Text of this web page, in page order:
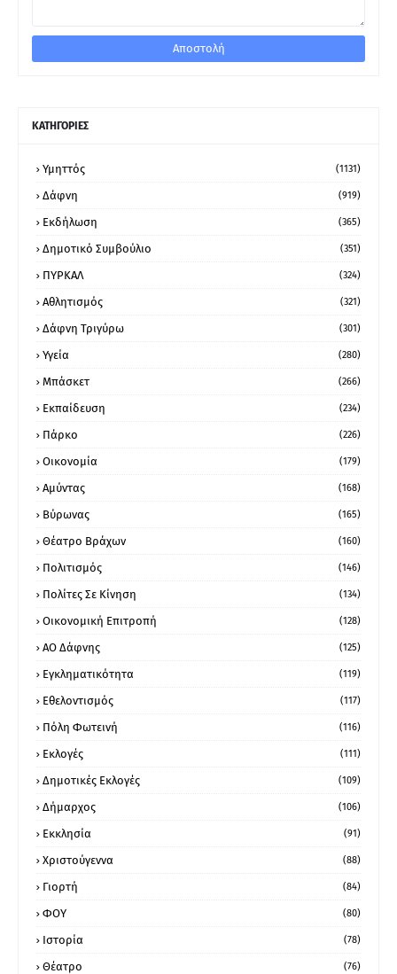
ΚΑΤΗΓΟΡΙΕΣ
Υμηττός (1131)
Δάφνη (919)
Εκδήλωση (365)
Δημοτικό Συμβούλιο (351)
ΠΥΡΚΑΛ (324)
Αθλητισμός (321)
Δάφνη Τριγύρω (301)
Υγεία (280)
Μπάσκετ (266)
Εκπαίδευση (234)
Πάρκο (226)
Οικονομία (179)
Αμύντας (168)
Βύρωνας (165)
Θέατρο Βράχων (160)
Πολιτισμός (146)
Πολίτες Σε Κίνηση (134)
Οικονομική Επιτροπή (128)
ΑΟ Δάφνης (125)
Εγκληματικότητα (119)
Εθελοντισμός (117)
Πόλη Φωτεινή (116)
Εκλογές (111)
Δημοτικές Εκλογές (109)
Δήμαρχος (106)
Εκκλησία (91)
Χριστούγεννα (88)
Γιορτή (84)
ΦΟΥ (80)
Ιστορία (78)
Θέατρο (76)